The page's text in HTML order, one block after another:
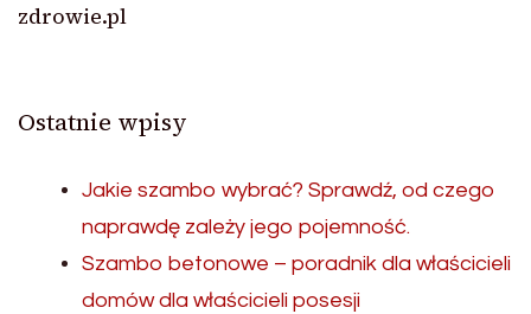
zdrowie.pl
Ostatnie wpisy
Jakie szambo wybrać? Sprawdź, od czego
naprawdę zależy jego pojemność.
Szambo betonowe – poradnik dla właścicieli
domów dla właścicieli posesji